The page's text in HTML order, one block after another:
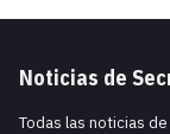
Noticias de
Todas las noticias